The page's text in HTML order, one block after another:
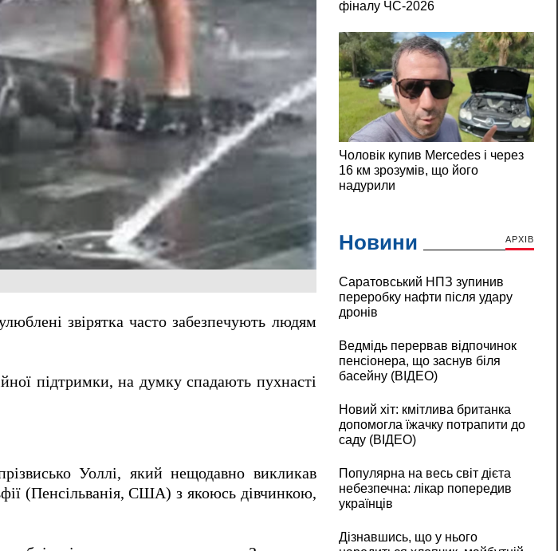
звірятка часто забезпечують людям
підтримки, на думку спадають пухнасті
Уоллі, який нещодавно викликав
(Пенсільванія, США) з якоюсь дівчинкою,
Новини АРХІВ
Саратовський НПЗ зупинив
переробку нафти після удару
дронів
Ведмідь перервав відпочинок
пенсіонера, що заснув біля
басейну (ВІДЕО)
Новий хіт: кмітлива британка
допомогла їжачку потрапити до
саду (ВІДЕО)
Популярна на весь світ дієта
небезпечна: лікар попередив
українців
Дізнавшись, що у нього